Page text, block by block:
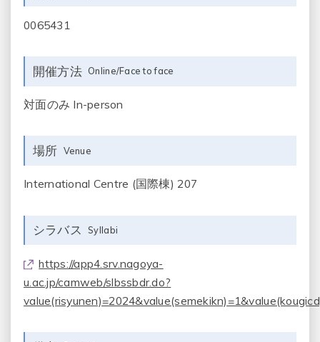
0065431
開催方法 Online/Face to face
対面のみ In-person
場所 Venue
International Centre (国際棟) 207
シラバス Syllabi
https://app4.srv.nagoya-
u.ac.jp/camweb/slbssbdr.do?